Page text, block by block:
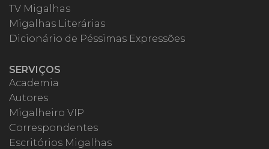
TV Migalhas
Migalhas Literárias
Dicionário de Péssimas Expressões
SERVIÇOS
Academia
Autores
Migalheiro VIP
Correspondentes
Escritórios Migalhas